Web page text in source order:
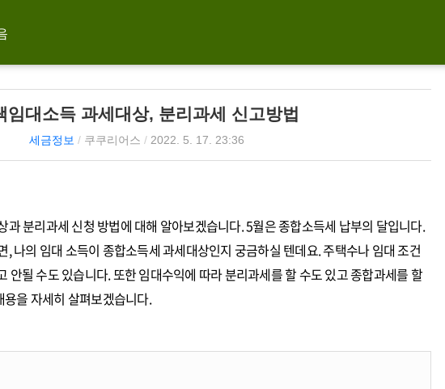
임대소득 과세대상, 분리과세 신고방법
세금정보 / 쿠쿠리어스 / 2022. 5. 17. 23:36
과 분리과세 신청 방법에 대해 알아보겠습니다. 5월은 종합소득세 납부의 달입니다.
, 나의 임대 소득이 종합소득세 과세대상인지 궁금하실 텐데요. 주택수나 임대 조건
안될 수도 있습니다. 또한 임대수익에 따라 분리과세를 할 수도 있고 종합과세를 할
을 자세히 살펴보겠습니다.